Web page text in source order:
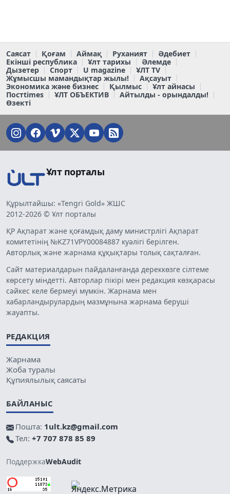
Саясат Қоғам Аймақ Руханият
Әдебиет
Екінші республика
Ұлт тарихы
Әлемде
Дызетер
Спорт U magazine
ҰЛТ TV
Жұмысшы мамандықтар жылы!
Ақсауыт
Экономика және бизнес
Қылмыс
Ұлт айнасы
Постtimes
ҰЛТ ОБЪЕКТИВ
Айтылды - орындалды!
Өзекті
Ұлт порталы
Құрылтайшы: «Tengri Gold» ЖШС
2012-2026 © Ұлт порталы
ҚР Ақпарат және қоғамдық даму министрлігі Ақпарат
комитетінің №KZ71VPY00084887 куәлігі берілген.
Авторлық және жарнама құқықтары толық сақталған.
Сайт материалдарын пайдаланғанда дереккөзге сілтеме
көрсету міндетті. Авторлар пікірі мен редакция көзқарасы
сәйкес келе бермеуі мүмкін. Жарнама мен
хабарландырулардың мазмұнына жарнама беруші
жауапты.
РЕДАКЦИЯ
Жарнама
Жоба туралы
Құпиялылық саясаты
БАЙЛАНЫС
Пошта: 1ult.kz@gmail.com
Тел: +7 707 878 85 89
ПоддержкаWebAudit